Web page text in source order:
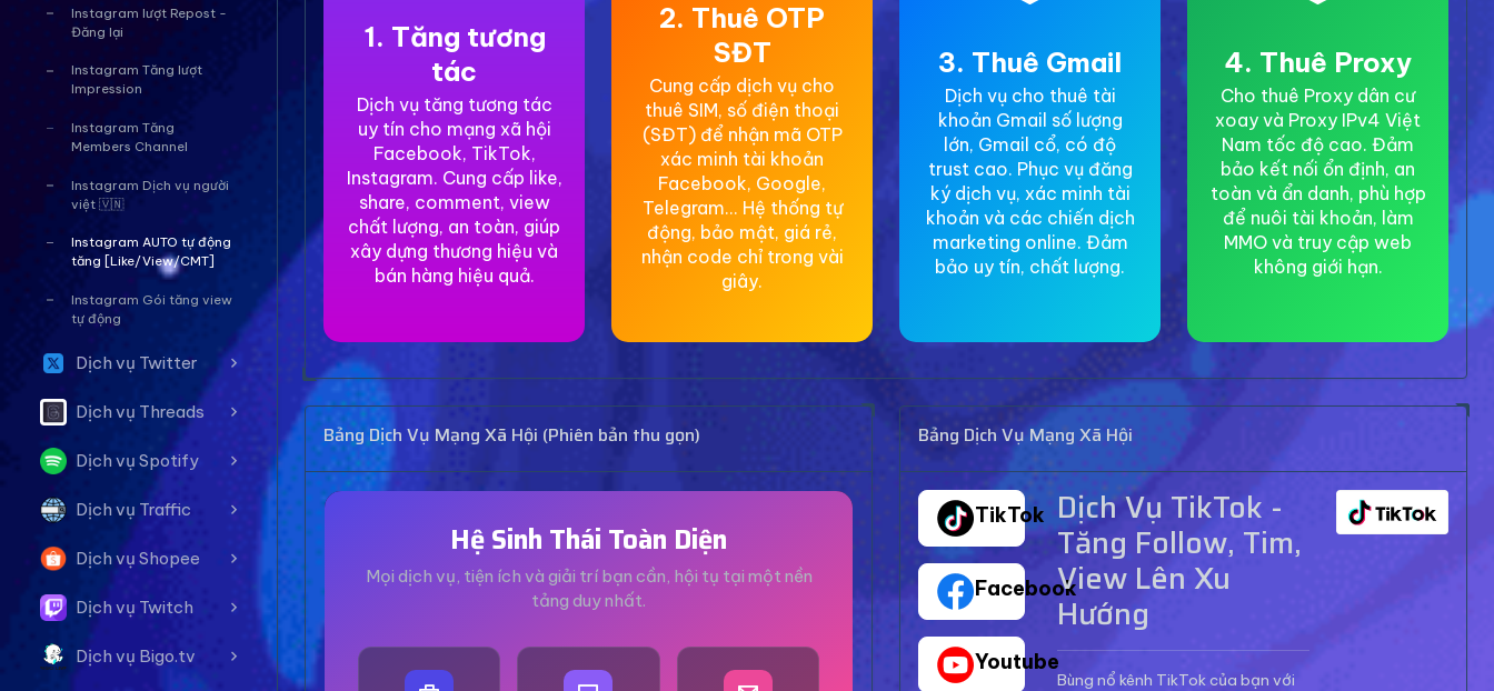
Instagram lượt Repost -
Đăng lại
Instagram Tăng lượt
Impression
Instagram Tăng
Members Channel
Instagram Dịch vụ người
việt 🇻🇳
Instagram AUTO tự động
tăng [Like/View/CMT]
Instagram Gói tăng view
tự động
Dịch vụ Twitter
Dịch vụ Threads
Dịch vụ Spotify
Dịch vụ Traffic
Dịch vụ Shopee
Dịch vụ Twitch
Dịch vụ Bigo.tv
1. Tăng tương
tác
Dịch vụ tăng tương tác
uy tín cho mạng xã hội
Facebook, TikTok,
Instagram. Cung cấp like,
share, comment, view
chất lượng, an toàn, giúp
xây dựng thương hiệu và
bán hàng hiệu quả.
2. Thuê OTP
SĐT
Cung cấp dịch vụ cho
thuê SIM, số điện thoại
(SĐT) để nhận mã OTP
xác minh tài khoản
Facebook, Google,
Telegram... Hệ thống tự
động, bảo mật, giá rẻ,
nhận code chỉ trong vài
giây.
3. Thuê Gmail
Dịch vụ cho thuê tài
khoản Gmail số lượng
lớn, Gmail cổ, có độ
trust cao. Phục vụ đăng
ký dịch vụ, xác minh tài
khoản và các chiến dịch
marketing online. Đảm
bảo uy tín, chất lượng.
4. Thuê Proxy
Cho thuê Proxy dân cư
xoay và Proxy IPv4 Việt
Nam tốc độ cao. Đảm
bảo kết nối ổn định, an
toàn và ẩn danh, phù hợp
để nuôi tài khoản, làm
MMO và truy cập web
không giới hạn.
Bảng Dịch Vụ Mạng Xã Hội (Phiên bản thu gọn)
Hệ Sinh Thái Toàn Diện
Mọi dịch vụ, tiện ích và giải trí bạn cần, hội tụ tại một nền
tảng duy nhất.
Bảng Dịch Vụ Mạng Xã Hội
TikTok
Facebook
Youtube
Dịch Vụ TikTok -
Tăng Follow, Tim,
View Lên Xu
Hướng
Bùng nổ kênh TikTok của bạn với